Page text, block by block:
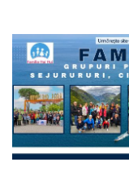
The form you